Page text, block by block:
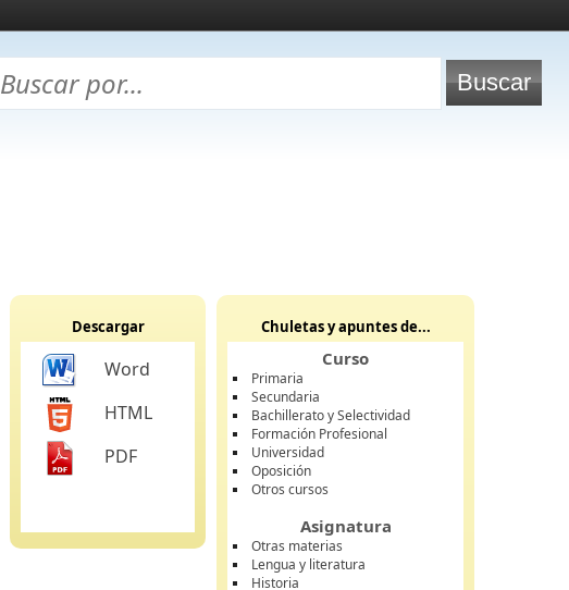
Descargar
Word
HTML
PDF
Chuletas y apuntes de...
Curso
Primaria
Secundaria
Bachillerato y Selectividad
Formación Profesional
Universidad
Oposición
Otros cursos
Asignatura
Otras materias
Lengua y literatura
Historia